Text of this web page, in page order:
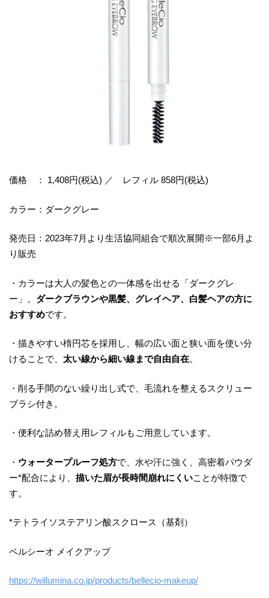
価格 ： 1,408円(税込) ／ レフィル 858円(税込)
カラー：ダークグレー
発売日：2023年7月より生活協同組合で順次展開※一部6月よ
り販売
・カラーは大人の髪色との一体感を出せる「ダークグレ
ー」。 ダークブラウンや黒髪、グレイヘア、白髪ヘアの方に
おすすめです。
・描きやすい楕円芯を採用し、幅の広い面と狭い面を使い分
けることで、 太い線から細い線まで自由自在。
・削る手間のない繰り出し式で、毛流れを整えるスクリュー
ブラシ付き。
・便利な詰め替え用レフィルもご用意しています。
・ ウォータープルーフ処方で、水や汗に強く、高密着パウダ
ー*配合により、 描いた眉が長時間崩れにくいことが特徴で
す。
*テトライソステアリン酸スクロース（基剤）
ベルシーオ メイクアップ
https://willumina.co.jp/products/bellecio-makeup/